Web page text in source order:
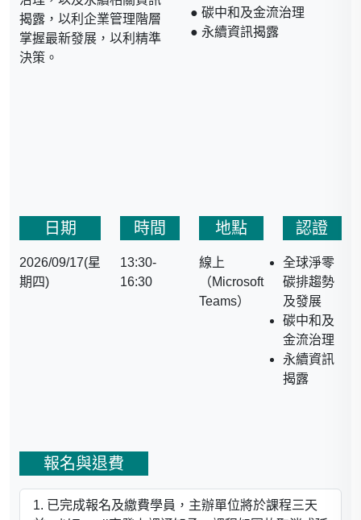
● 財團法人中華經濟研究
院綠色經濟研究中心 / 輔佐
研究員
● 應昌界面化學企業有限
揭露，以利企業管理階層
掌握最新發展，以利精準
決策。
● 碳中和及金流治理
● 永續資訊揭露
日期
2026/09/17(星
期四)
時間
13:30-
16:30
地點
線上
（Microsoft
Teams）
認證
全球淨零
碳排趨勢
及發展
碳中和及
金流治理
永續資訊
揭露
報名與退費
已完成報名及繳費學員，主辦單位將於課程三天